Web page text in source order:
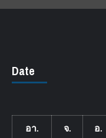
Date
อา. จ. อ.